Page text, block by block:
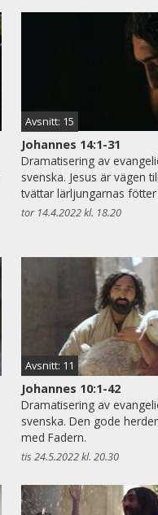
Avsnitt: 15
Johannes 14:1-31
Dramatisering av
svenska. Jesus är vägen
tvättar lärljungarnas fötter
tor 14.4.2022 kl. 18.20
Avsnitt: 11
Johannes 10:1-42
Dramatisering av
svenska. Den gode
med Fadern.
tis 24.5.2022 kl. 20.30